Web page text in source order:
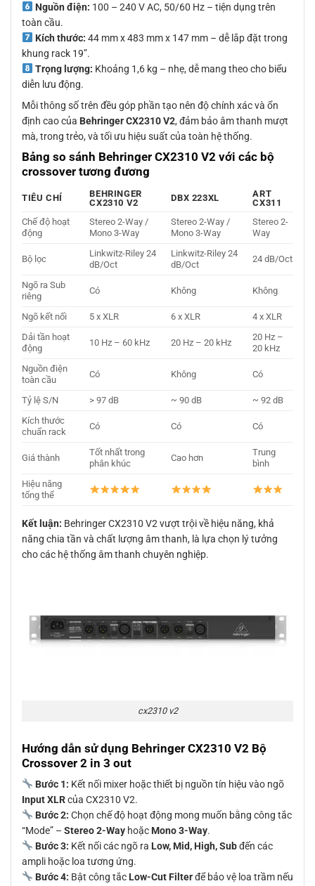
Nguồn điện: 100 – 240 V AC, 50/60 Hz – tiện dụng trên
toàn cầu.
Kích thước: 44 mm x 483 mm x 147 mm – dễ lắp đặt trong
khung rack 19”.
Trọng lượng: Khoảng 1,6 kg – nhẹ, dễ mang theo cho biểu
diễn lưu động.
Mỗi thông số trên đều góp phần tạo nên độ chính xác và ổn
định cao của Behringer CX2310 V2, đảm bảo âm thanh mượt
mà, trong trẻo, và tối ưu hiệu suất của toàn hệ thống.
Bảng so sánh Behringer CX2310 V2 với các bộ
crossover tương đương
TIÊU CHÍ
BEHRINGER
CX2310 V2
DBX 223XL
ART
CX311
Chế độ hoạt
động
Stereo 2-Way /
Mono 3-Way
Stereo 2-Way /
Mono 3-Way
Stereo 2-
Way
Bộ lọc
Linkwitz-Riley 24
dB/Oct
Linkwitz-Riley 24
dB/Oct
24 dB/Oct
Ngõ ra Sub
riêng
Có Không Không
Ngõ kết nối 5 x XLR 6 x XLR
4 x XLR
Dải tần hoạt
động
10 Hz – 60 kHz 20 Hz – 20 kHz
20 Hz –
20 kHz
Nguồn điện
toàn cầu
Có Không Có
Tỷ lệ S/N > 97 dB ~ 90 dB
~ 92 dB
Kích thước
chuẩn rack
Có Có Có
Giá thành
Tốt nhất trong
phân khúc
Cao hơn
Trung
bình
Hiệu năng
tổng thể
Kết luận: Behringer CX2310 V2 vượt trội về hiệu năng, khả
năng chia tần và chất lượng âm thanh, là lựa chọn lý tưởng
cho các hệ thống âm thanh chuyên nghiệp.
cx2310 v2
Hướng dẫn sử dụng Behringer CX2310 V2 Bộ
Crossover 2 in 3 out
Bước 1: Kết nối mixer hoặc thiết bị nguồn tín hiệu vào ngõ
Input XLRcủa CX2310 V2.
Bước 2: Chọn chế độ hoạt động mong muốn bằng công tắc
“Mode” – Stereo 2-Way hoặc Mono 3-Way.
Bước 3: Kết nối các ngõ ra Low, Mid, High, Subđến các
ampli hoặc loa tương ứng.
Bước 4: Bật công tắc Low-Cut Filterđể bảo vệ loa trầm nếu